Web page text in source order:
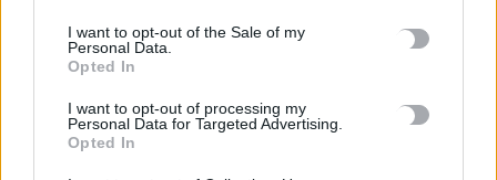
I want to opt-out of the Sale of my
Personal Data.
Opted In
I want to opt-out of processing my
Personal Data for Targeted Advertising.
Opted In
Παρατείνονται τα προληπτικά μέτρα στην Κρήτη για την
ευλογιά των αιγοπροβάτων
6 Αυγούστου, 2026
Έκτακτο επίδομα παιδιού: Ποιοι πάνε ταμείο